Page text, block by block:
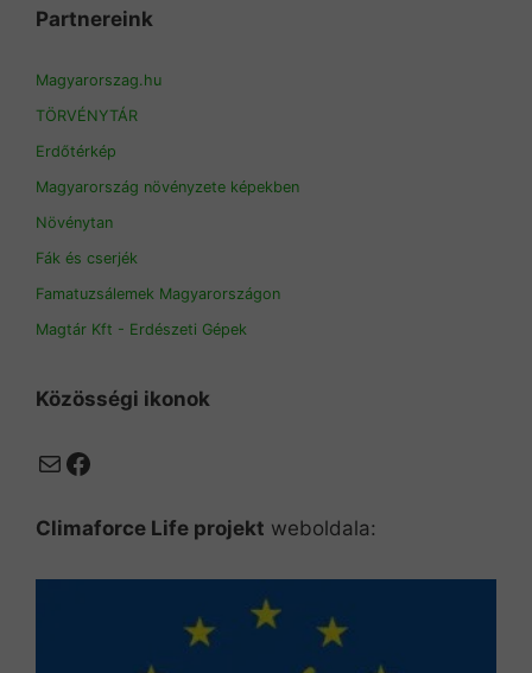
Partnereink
Magyarorszag.hu
TÖRVÉNYTÁR
Erdőtérkép
Magyarország növényzete képekben
Növénytan
Fák és cserjék
Famatuzsálemek Magyarországon
Magtár Kft - Erdészeti Gépek
Közösségi ikonok
MailFacebook
Climaforce Life projekt weboldala: